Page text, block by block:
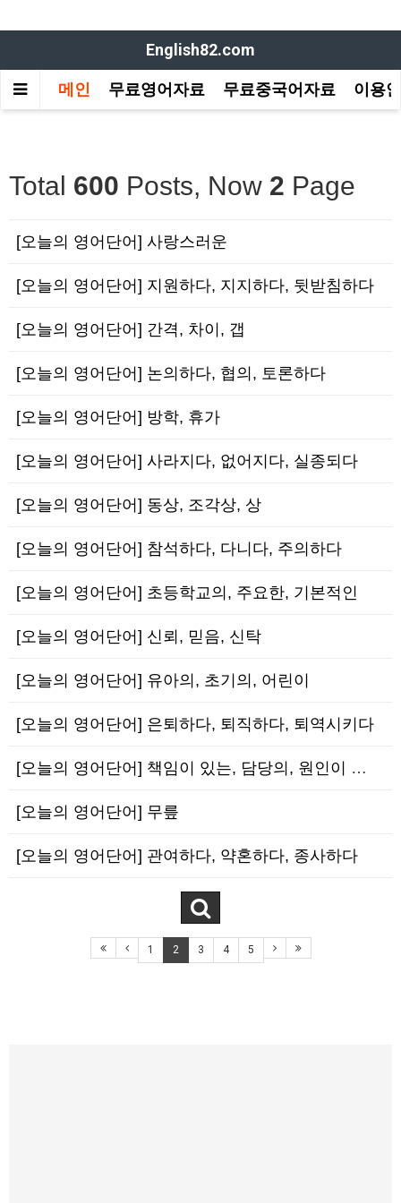
English82.com
메인 무료영어자료 무료중국어자료 이용
Total 600 Posts, Now 2 Page
[오늘의 영어단어] 사랑스러운
[오늘의 영어단어] 지원하다, 지지하다, 뒷받침하다
[오늘의 영어단어] 간격, 차이, 갭
[오늘의 영어단어] 논의하다, 협의, 토론하다
[오늘의 영어단어] 방학, 휴가
[오늘의 영어단어] 사라지다, 없어지다, 실종되다
[오늘의 영어단어] 동상, 조각상, 상
[오늘의 영어단어] 참석하다, 다니다, 주의하다
[오늘의 영어단어] 초등학교의, 주요한, 기본적인
[오늘의 영어단어] 신뢰, 믿음, 신탁
[오늘의 영어단어] 유아의, 초기의, 어린이
[오늘의 영어단어] 은퇴하다, 퇴직하다, 퇴역시키다
[오늘의 영어단어] 책임이 있는, 담당의, 원인이 되는
[오늘의 영어단어] 무릎
[오늘의 영어단어] 관여하다, 약혼하다, 종사하다
1 2 3 4 5